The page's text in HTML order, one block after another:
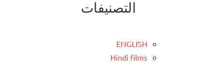
التصنيفات
ENGLISH
Hindi films